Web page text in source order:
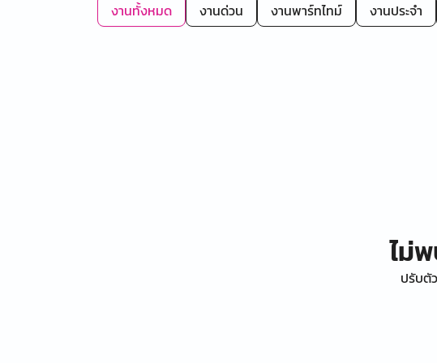
งานทั้งหมด งานด่วน งานพาร์ทไทม์ งานประจำ
ไม่
ปรับตั